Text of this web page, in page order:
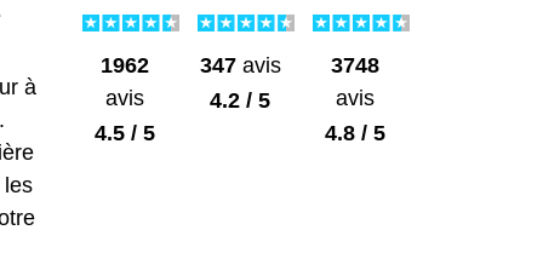
à
les
1962
avis
4.5 / 5
347avis
4.2 / 5
3748
avis
4.8 / 5